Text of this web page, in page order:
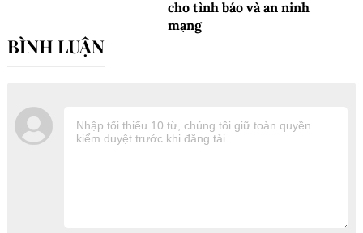
cho tình báo và an ninh
mạng